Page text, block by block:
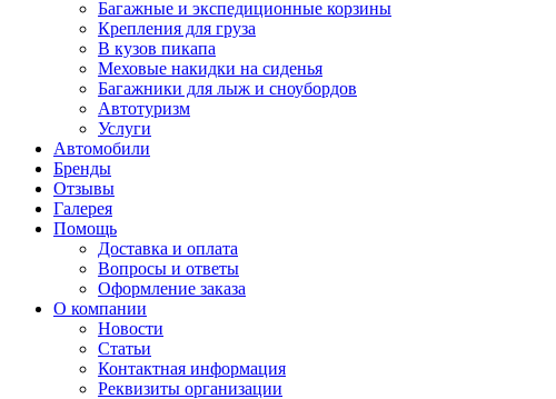
Багажные и экспедиционные корзины
Крепления для груза
В кузов пикапа
Меховые накидки на сиденья
Багажники для лыж и сноубордов
Автотуризм
Услуги
Автомобили
Бренды
Отзывы
Галерея
Помощь
Доставка и оплата
Вопросы и ответы
Оформление заказа
О компании
Новости
Статьи
Контактная информация
Реквизиты организации